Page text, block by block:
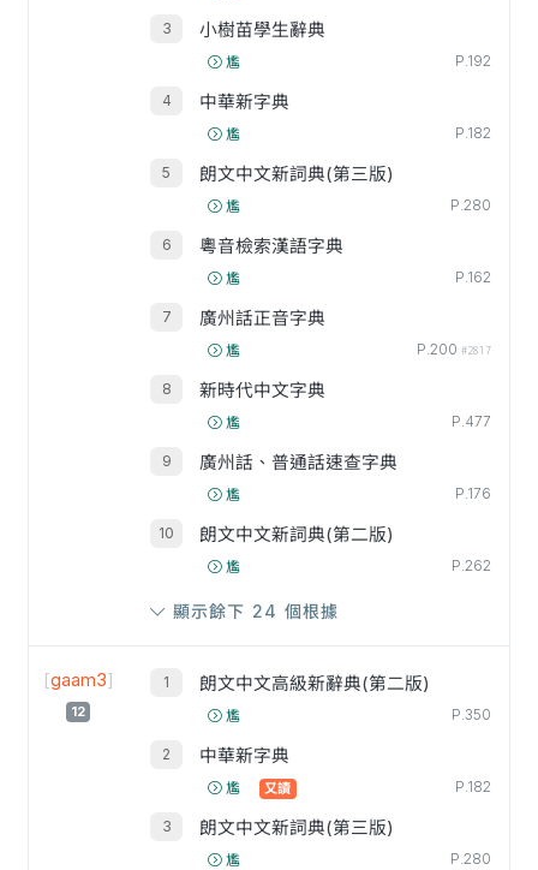
小樹苗學生辭典
尷 P.192
中華新字典
尷 P.182
朗文中文新詞典(第三版)
尷 P.280
粵音檢索漢語字典
尷 P.162
廣州話正音字典
尷 P.200 #2817
新時代中文字典
尷 P.477
廣州話、普通話速查字典
尷 P.176
朗文中文新詞典(第二版)
尷 P.262
顯示餘下 24 個根據
[gaam3]
12
朗文中文高級新辭典(第二版)
尷 P.350
中華新字典
尷 又讀 P.182
朗文中文新詞典(第三版)
尷 P.280